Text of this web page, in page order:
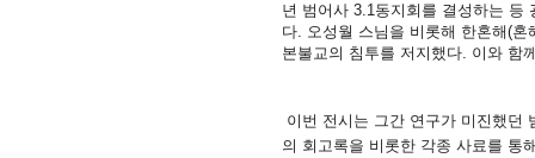
년 범어사 3.1동지회를 결성하는 등
다. 오성월 스님을 비롯해 한혼해(
본불교의 침투를 저지했다. 이와 함
이번 전시는 그간 연구가 미진했던
의 회고록을 비롯한 각종 사료를 통